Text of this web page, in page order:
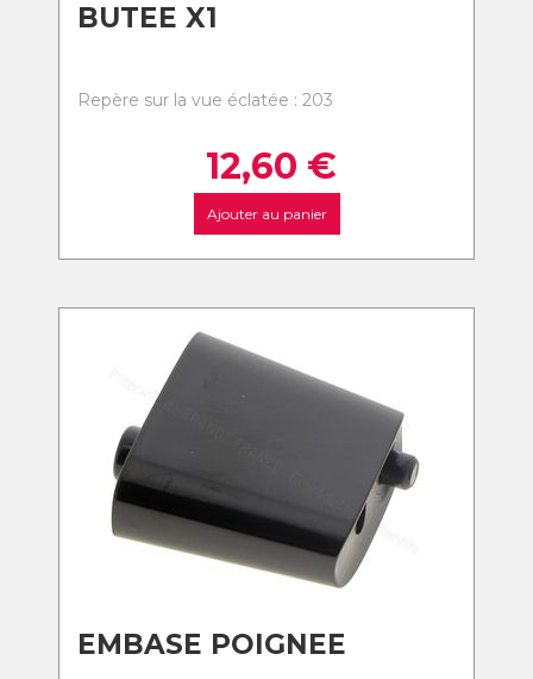
BUTEE X1
Repère sur la vue éclatée : 203
12,60 €
Ajouter au panier
EMBASE POIGNEE